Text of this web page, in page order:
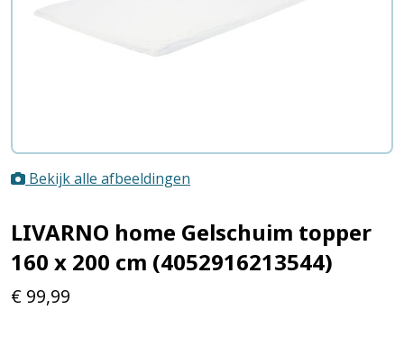
Bekijk alle afbeeldingen
LIVARNO home Gelschuim topper
160 x 200 cm (4052916213544)
€ 99,99